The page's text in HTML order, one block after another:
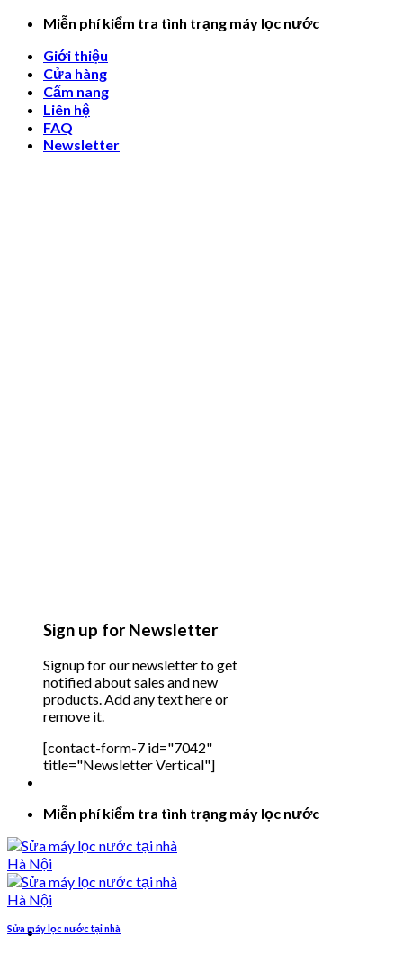
Skip
content
Miễn phí kiểm tra tình trạng máy lọc nước
Giới thiệu
Cửa hàng
Cẩm nang
Liên hệ
FAQ
Newsletter
Sign up for Newsletter
Signup for our newsletter to get
notified about sales and new
products. Add any text here or
remove it.
[contact-form-7 id="7042"
title="Newsletter Vertical"]
Miễn phí kiểm tra tình trạng máy lọc nước
Sửa máy lọc nước tại nhà